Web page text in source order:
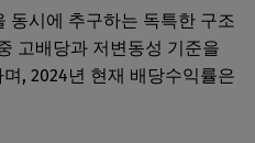
동시에 추구하는 독특한 구조
고배당과 저변동성 기준을
, 2024년 현재 배당수익률은